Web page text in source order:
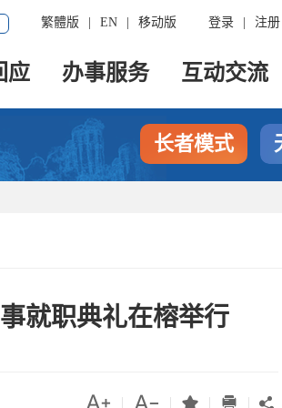
登录 注册
繁體版 EN 移动版
应 办事服务 互动交流
长者模式
就职典礼在榕举行
  